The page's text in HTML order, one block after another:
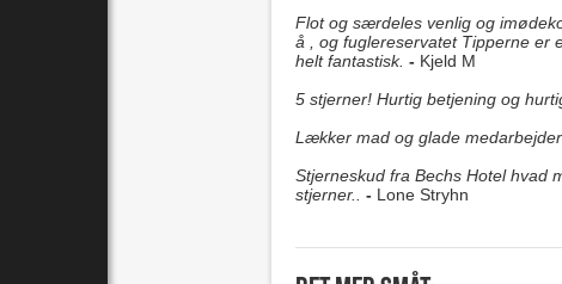
Flot og særdeles venlig og
å , og fuglereservatet Tipperne er
helt fantastisk. - Kjeld M
5 stjerner! Hurtig betjening og
Lækker mad og glade
Stjerneskud fra Bechs Hotel hvad
stjerner..
- Lone Stryhn